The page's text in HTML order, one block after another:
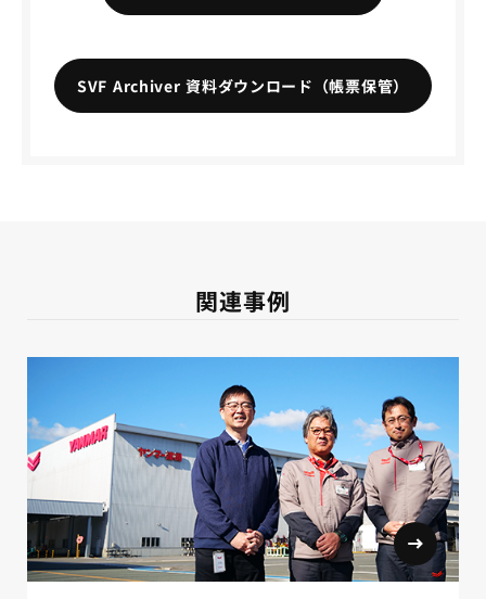
SVF Archiver 資料ダウンロード（帳票保管）
関連事例